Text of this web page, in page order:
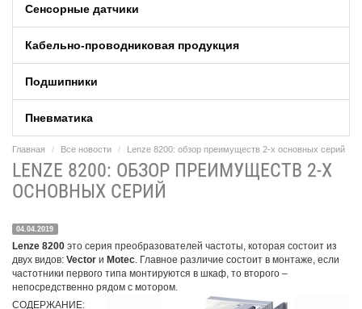
Сенсорные датчики
Кабельно-проводниковая продукция
Подшипники
Пневматика
Главная Все новости Lenze 8200: обзор преимуществ 2-х основных серий
LENZE 8200: ОБЗОР ПРЕИМУЩЕСТВ 2-Х
ОСНОВНЫХ СЕРИЙ
04.04.2019
Lenze 8200 это серия преобразователей частоты, которая состоит из
двух видов: Vector и Motec . Главное различие состоит в монтаже, если
частотники первого типа монтируются в шкаф, то второго –
непосредственно рядом с мотором.
СОДЕРЖАНИЕ: